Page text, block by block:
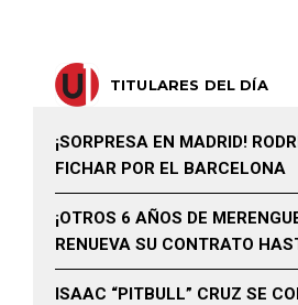
TITULARES DEL DÍA
¡SORPRESA EN MADRID!
FICHAR POR EL BARCELONA
¡OTROS 6 AÑOS DE
RENUEVA SU CONTRATO
ISAAC “PITBULL” CRUZ SE